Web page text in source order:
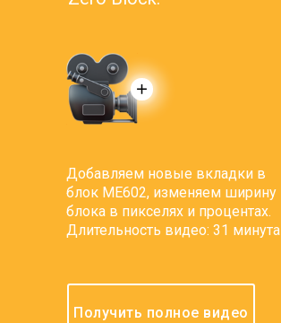
Получить полное видео
Добавляем новые вкладки в
блок ME602, изменяем ширину
блока в пикселях и процентах.
Длительность видео: 31 минута